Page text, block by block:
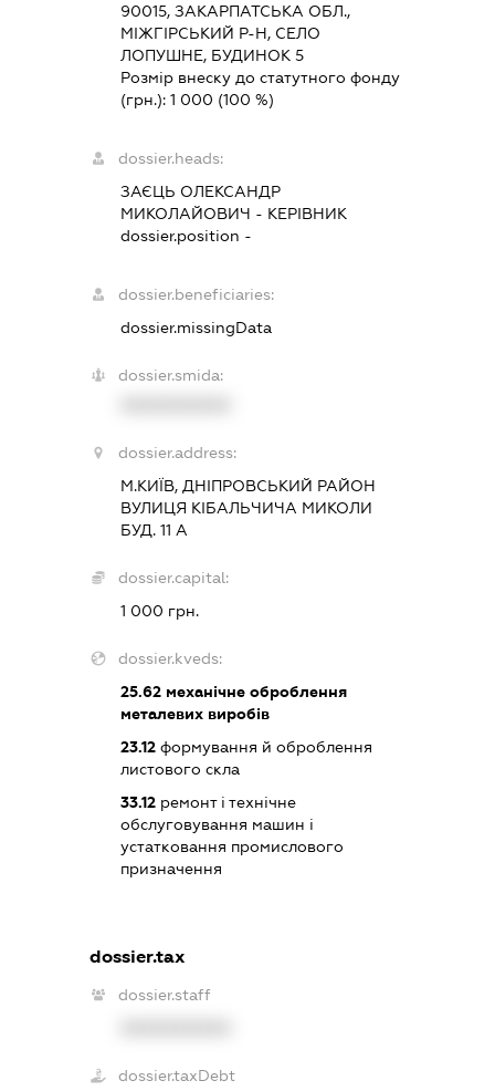
90015, ЗАКАРПАТСЬКА ОБЛ.,
МІЖГІРСЬКИЙ Р-Н, СЕЛО
ЛОПУШНЕ, БУДИНОК 5
Розмір внеску до статутного фонду
(грн.): 1 000 (100 %)
dossier.heads:
ЗАЄЦЬ ОЛЕКСАНДР
МИКОЛАЙОВИЧ - КЕРІВНИК
dossier.position -
dossier.beneficiaries:
dossier.missingData
dossier.smida:
dossier.address:
М.КИЇВ, ДНІПРОВСЬКИЙ РАЙОН
ВУЛИЦЯ КІБАЛЬЧИЧА МИКОЛИ
БУД. 11 А
dossier.capital:
1 000 грн.
dossier.kveds:
25.62механічне оброблення
металевих виробів
23.12формування й оброблення
листового скла
33.12ремонт і технічне
обслуговування машин і
устатковання промислового
призначення
dossier.tax
dossier.staff
dossier.taxDebt